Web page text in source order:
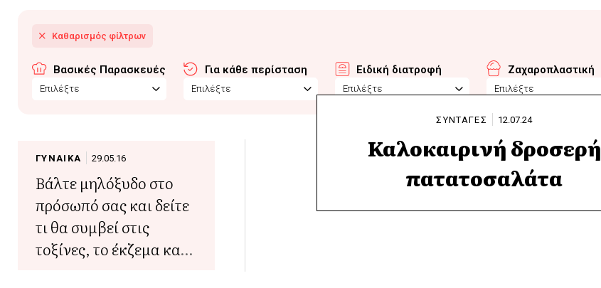
Βασικές Παρασκευές
Επιλέξτε
Για κάθε περίσταση
Επιλέξτε
Ειδική διατροφή
Επιλέξτε
Ζαχαροπλαστική
Επιλέξτε
ΣΥΝΤΑΓΕΣ 12.07.24
Καλοκαιρινή δροσερή
πατατοσαλάτα
ΓΥΝΑΙΚΑ 29.05.16
Βάλτε μηλόξυδο στο
πρόσωπό σας και δείτε
τι θα συμβεί στις
τοξίνες, το έκζεμα και